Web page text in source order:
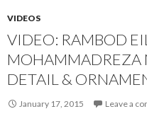
VIDEOS
VIDEO: RAMBOD
MOHAMMADREZA
DETAIL &
January 17, 2015 Leave a